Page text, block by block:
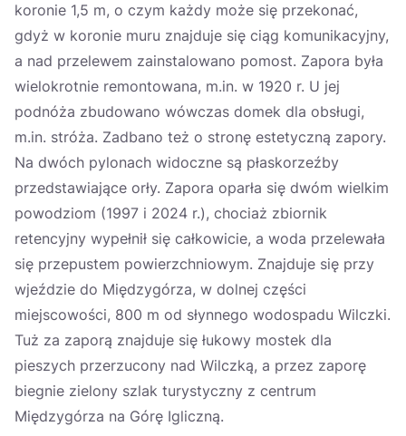
koronie 1,5 m, o czym każdy może się przekonać,
gdyż w koronie muru znajduje się ciąg komunikacyjny,
a nad przelewem zainstalowano pomost. Zapora była
wielokrotnie remontowana, m.in. w 1920 r. U jej
podnóża zbudowano wówczas domek dla obsługi,
m.in. stróża. Zadbano też o stronę estetyczną zapory.
Na dwóch pylonach widoczne są płaskorzeźby
przedstawiające orły. Zapora oparła się dwóm wielkim
powodziom (1997 i 2024 r.), chociaż zbiornik
retencyjny wypełnił się całkowicie, a woda przelewała
się przepustem powierzchniowym. Znajduje się przy
wjeździe do Międzygórza, w dolnej części
miejscowości, 800 m od słynnego wodospadu Wilczki.
Tuż za zaporą znajduje się łukowy mostek dla
pieszych przerzucony nad Wilczką, a przez zaporę
biegnie zielony szlak turystyczny z centrum
Międzygórza na Górę Igliczną.